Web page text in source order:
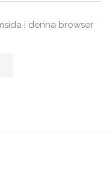
i denna browser